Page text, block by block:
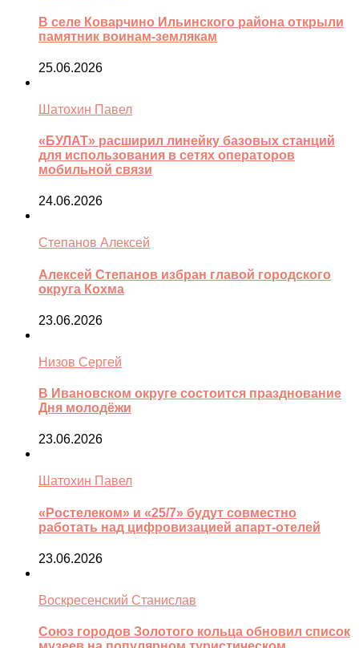
В селе Коварчино Ильинского района открыли
памятник воинам-землякам
25.06.2026
Шатохин Павел
«БУЛАТ» расширил линейку базовых станций
для использования в сетях операторов
мобильной связи
24.06.2026
Степанов Алексей
Алексей Степанов избран главой городского
округа Кохма
23.06.2026
Низов Сергей
В Ивановском округе состоится празднование
Дня молодёжи
23.06.2026
Шатохин Павел
«Ростелеком» и «25/7» будут совместно
работать над цифровизацией апарт-отелей
23.06.2026
Воскресенский Станислав
Союз городов Золотого кольца обновил список